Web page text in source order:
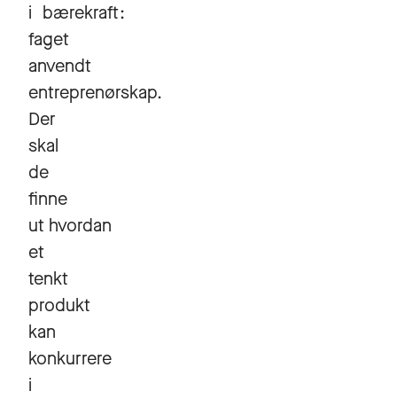
i
faget
anvendt
entreprenørskap.
Der
skal
de
finne
ut hvordan
et
tenkt
produkt
kan
konkurrere
i
bærekraft: